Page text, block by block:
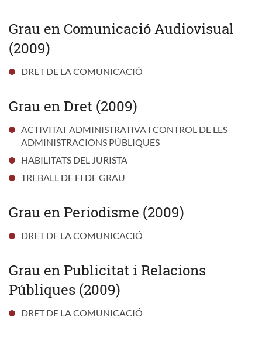
Grau en Comunicació Audiovisual
(2009)
DRET DE LA COMUNICACIÓ
Grau en Dret (2009)
ACTIVITAT ADMINISTRATIVA I CONTROL DE LES
ADMINISTRACIONS PÚBLIQUES
HABILITATS DEL JURISTA
TREBALL DE FI DE GRAU
Grau en Periodisme (2009)
DRET DE LA COMUNICACIÓ
Grau en Publicitat i Relacions
Públiques (2009)
DRET DE LA COMUNICACIÓ